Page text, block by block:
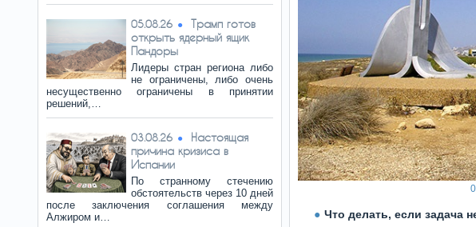
05.08.26
Трамп готов
открыть ядерный ящик
Пандоры
Лидеры стран региона либо
не ограничены, либо очень
несущественно ограничены в принятии
решений,…
03.08.26
Настоящая
причина кризиса в
Испании
По странному стечению
обстоятельств через 10 дней
после заключения соглашения между
Алжиром и…
Что делать, если задача